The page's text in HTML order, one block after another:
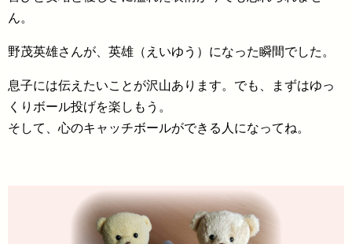
ん。
野茂英雄さんが、英雄（えいゆう）になった瞬間でした。
息子には伝えたいことが沢山あります。でも、まずはゆっ
くりボール投げを楽しもう。
そして、心のキャッチボールができる人になってね。